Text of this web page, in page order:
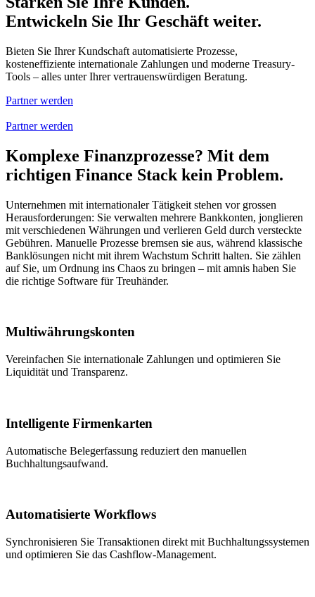
Entwickeln Sie Ihr Geschäft weiter.
Bieten Sie Ihrer Kundschaft automatisierte Prozesse,
kosteneffiziente internationale Zahlungen und moderne Treasury-
Tools – alles unter Ihrer vertrauenswürdigen Beratung.
Partner werden
Partner werden
Komplexe Finanzprozesse? Mit dem
richtigen Finance Stack kein Problem.
Unternehmen mit internationaler Tätigkeit stehen vor grossen
Herausforderungen: Sie verwalten mehrere Bankkonten, jonglieren
mit verschiedenen Währungen und verlieren Geld durch versteckte
Gebühren. Manuelle Prozesse bremsen sie aus, während klassische
Banklösungen nicht mit ihrem Wachstum Schritt halten. Sie zählen
auf Sie, um Ordnung ins Chaos zu bringen – mit amnis haben Sie
die richtige Software für Treuhänder.
Multiwährungskonten
Vereinfachen Sie internationale Zahlungen und optimieren Sie
Liquidität und Transparenz.
Intelligente Firmenkarten
Automatische Belegerfassung reduziert den manuellen
Buchhaltungsaufwand.
Automatisierte Workflows
Synchronisieren Sie Transaktionen direkt mit Buchhaltungssystemen
und optimieren Sie das Cashflow-Management.